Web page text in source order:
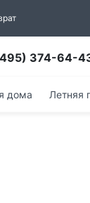
374-64-
дома Летняя